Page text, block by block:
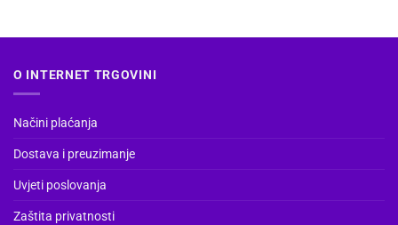
O INTERNET TRGOVINI
Načini plaćanja
Dostava i preuzimanje
Uvjeti poslovanja
Zaštita privatnosti